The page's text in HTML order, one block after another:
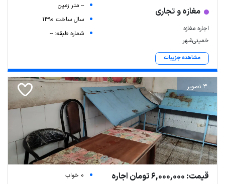
مغازه و تجاری
اجاره مغازه
خمینی‌شهر
مشاهده جزییات
-- متر زمین
سال ساخت 1390
شماره طبقه: --
3 تصویر
قیمت: 6,000,000 تومان اجاره
0 خواب